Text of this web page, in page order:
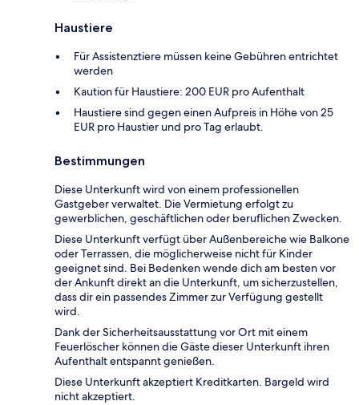
Haustiere
Für Assistenztiere müssen keine Gebühren entrichtet
werden
Kaution für Haustiere: 200 EUR pro Aufenthalt
Haustiere sind gegen einen Aufpreis in Höhe von 25
EUR pro Haustier und pro Tag erlaubt.
Bestimmungen
Diese Unterkunft wird von einem professionellen
Gastgeber verwaltet. Die Vermietung erfolgt zu
gewerblichen, geschäftlichen oder beruflichen Zwecken.
Diese Unterkunft verfügt über Außenbereiche wie Balkone
oder Terrassen, die möglicherweise nicht für Kinder
geeignet sind. Bei Bedenken wende dich am besten vor
der Ankunft direkt an die Unterkunft, um sicherzustellen,
dass dir ein passendes Zimmer zur Verfügung gestellt
wird.
Dank der Sicherheitsausstattung vor Ort mit einem
Feuerlöscher können die Gäste dieser Unterkunft ihren
Aufenthalt entspannt genießen.
Diese Unterkunft akzeptiert Kreditkarten. Bargeld wird
nicht akzeptiert.